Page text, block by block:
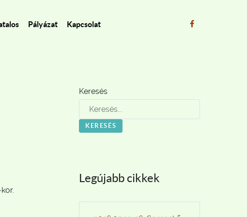
Pályázat Kapcsolat
Keresés
KERESÉS
Legújabb cikkek